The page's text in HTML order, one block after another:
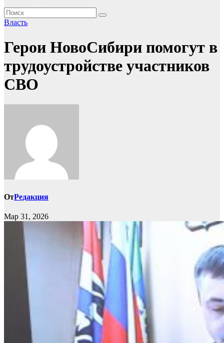
Власть
Герои НовоСибири помогут в
трудоустройстве участников
СВО
ОтРедакция
Мар 31, 2026